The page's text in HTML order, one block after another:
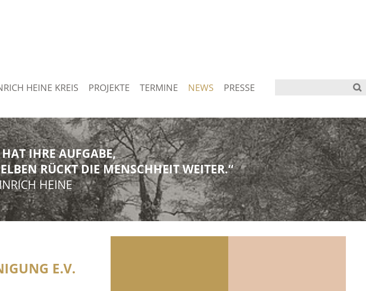
HEINE KREIS PROJEKTE TERMINE NEWS PRESSE
HAT IHRE AUFGABE,
RÜCKT DIE MENSCHHEIT WEITER.“
HEINE
E.V.